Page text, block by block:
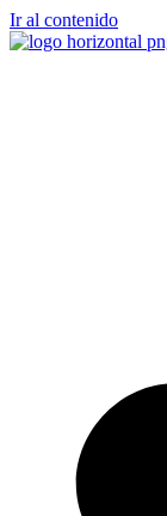
Ir al contenido